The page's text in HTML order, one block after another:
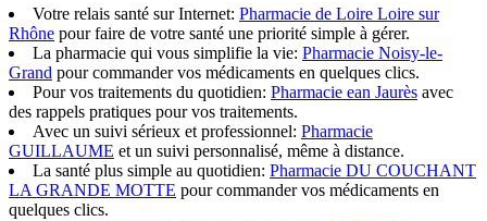
Votre relais santé sur Internet: Pharmacie de Loire Loire sur
Rhône pour faire de votre santé une priorité simple à gérer.
La pharmacie qui vous simplifie la vie: Pharmacie Noisy-le-
Grand pour commander vos médicaments en quelques clics.
Pour vos traitements du quotidien: Pharmacie ean Jaurès avec
des rappels pratiques pour vos traitements.
Avec un suivi sérieux et professionnel: Pharmacie
GUILLAUME et un suivi personnalisé, même à distance.
La santé plus simple au quotidien: Pharmacie DU COUCHANT
LA GRANDE MOTTE pour commander vos médicaments en
quelques clics.